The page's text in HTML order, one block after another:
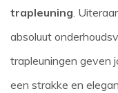
trapleuning.
absoluut
trapleuningen geven
een strakke en